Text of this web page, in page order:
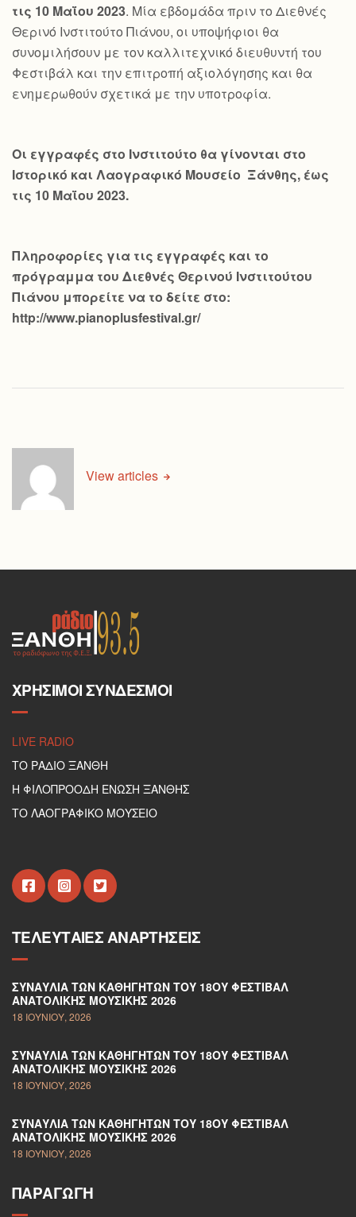
τις 10 Μαΐου 2023. Μία εβδομάδα πριν το Διεθνές
Θερινό Ινστιτούτο Πιάνου, οι υποψήφιοι θα
συνομιλήσουν με τον καλλιτεχνικό διευθυντή του
Φεστιβάλ και την επιτροπή αξιολόγησης και θα
ενημερωθούν σχετικά με την υποτροφία.
Οι εγγραφές στο Ινστιτούτο θα γίνονται στο
Ιστορικό και Λαογραφικό Μουσείο Ξάνθης, έως
τις 10 Μαΐου 2023.
Πληροφορίες για τις εγγραφές και το
πρόγραμμα του Διεθνές Θερινού Ινστιτούτου
Πιάνου μπορείτε να το δείτε στο:
http://www.pianoplusfestival.gr/
View articles
ΧΡΉΣΙΜΟΙ ΣΎΝΔΕΣΜΟΙ
LIVE RADIO
ΤΟ ΡΑΔΙΟ ΞΑΝΘΗ
Η ΦΙΛΟΠΡΟΟΔΗ ΕΝΩΣΗ ΞΑΝΘΗΣ
ΤΟ ΛΑΟΓΡΑΦΙΚΟ ΜΟΥΣΕΙΟ
ΤΕΛΕΥΤΑΊΕΣ ΑΝΑΡΤΉΣΕΙΣ
ΣΥΝΑΥΛΊΑ ΤΩΝ ΚΑΘΗΓΗΤΏΝ ΤΟΥ 18ΟΥ ΦΕΣΤΙΒΆΛ
ΑΝΑΤΟΛΙΚΉΣ ΜΟΥΣΙΚΉΣ 2026
18 ΙΟΥΝΊΟΥ, 2026
ΣΥΝΑΥΛΊΑ ΤΩΝ ΚΑΘΗΓΗΤΏΝ ΤΟΥ 18ΟΥ ΦΕΣΤΙΒΆΛ
ΑΝΑΤΟΛΙΚΉΣ ΜΟΥΣΙΚΉΣ 2026
18 ΙΟΥΝΊΟΥ, 2026
ΣΥΝΑΥΛΊΑ ΤΩΝ ΚΑΘΗΓΗΤΏΝ ΤΟΥ 18ΟΥ ΦΕΣΤΙΒΆΛ
ΑΝΑΤΟΛΙΚΉΣ ΜΟΥΣΙΚΉΣ 2026
18 ΙΟΥΝΊΟΥ, 2026
ΠΑΡΑΓΩΓΉ